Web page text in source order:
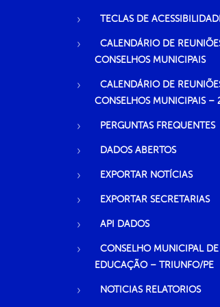
TECLAS DE
CALENDÁRIO DE
CONSELHOS MUNICIPAIS
CALENDÁRIO DE
CONSELHOS MUNICIPAIS –
PERGUNTAS FREQUENTES
DADOS ABERTOS
EXPORTAR NOTÍCIAS
EXPORTAR SECRETARIAS
API DADOS
CONSELHO MUNICIPAL DE
EDUCAÇÃO – TRIUNFO/PE
NOTICIAS RELATORIOS